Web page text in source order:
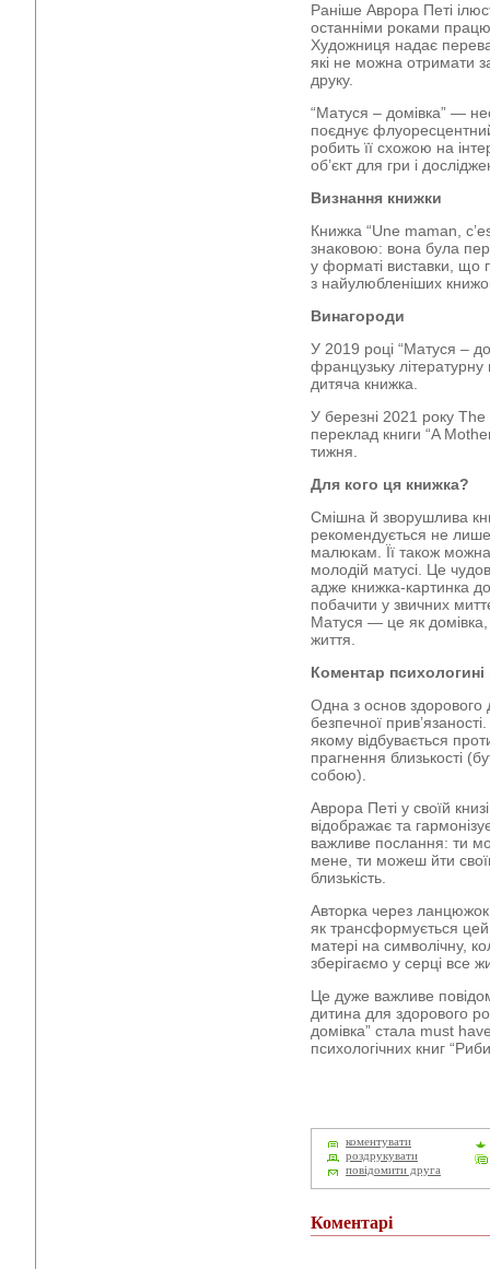
Раніше Аврора Петі
останніми роками
Художниця надає
які не можна отримати
друку.
“Матуся – домівка” —
поєднує
робить її схожою на
об’єкт для гри і
Визнання книжки
Книжка “Une maman,
знаковою: вона була
у форматі виставки, що
з найулюбленіших
Винагороди
У 2019 році “Матуся –
французьку
дитяча книжка.
У березні 2021 року The
переклад книги “A
тижня.
Для кого ця книжка?
Смішна й зворушлива
рекомендується не
малюкам. Її також можна
молодій матусі. Це
адже книжка-картинка
побачити у звичних
Матуся — це як домівка,
життя.
Коментар психологині
Одна з основ
безпечної
якому відбувається
прагнення близькості
собою).
Аврора Петі у своїй
відображає та
важливе послання: ти
мене, ти можеш йти
близькість.
Авторка через ланцюжок
як трансформується цей
матері на символічну,
зберігаємо у серці все
Це дуже важливе
дитина для здорового
домівка” стала must
психологічних книг
коментувати
роздрукувати
повідомити друга
Коментарі